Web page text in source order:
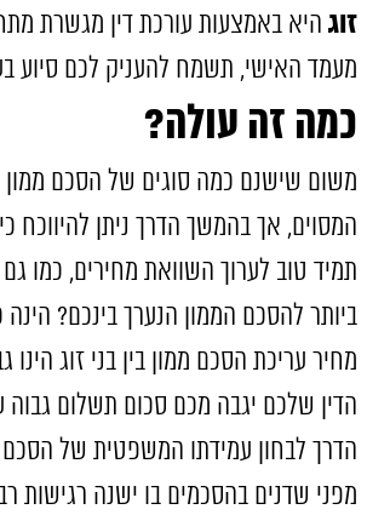
זוגהיא באמצעות עורכת דין מגשרת
מעמד האישי, תשמח להעניק לכם סיוע
כמה זה עולה?
משום שישנם כמה סוגים של הסכם ממון
המסוים, אך בהמשך הדרך ניתן להיווכח
תמיד טוב לערוך השוואת מחירים, כמו גם
ביותר להסכם הממון הנערך בינכם? הינה
מחיר עריכת הסכם ממון בין בני זוג
הדין שלכם יגבה מכם סכום תשלום
הדרך לבחון עמידתו המשפטית של
מפני שדנים בהסכמים בו ישנה רגישות